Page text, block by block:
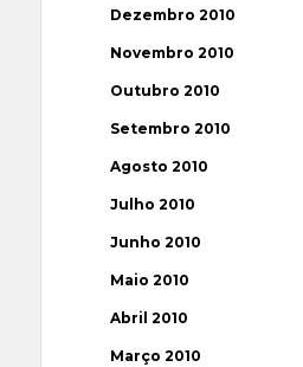
Dezembro 2010
Novembro 2010
Outubro 2010
Setembro 2010
Agosto 2010
Julho 2010
Junho 2010
Maio 2010
Abril 2010
Março 2010